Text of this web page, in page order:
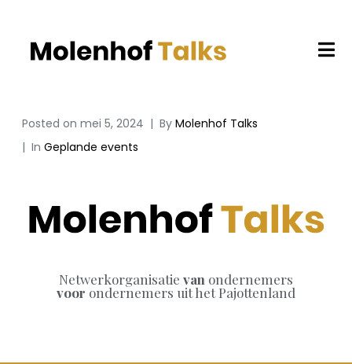
Posted on mei 5, 2024 By Molenhof Talks
In Geplande events
Netwerkorganisatie van ondernemers
voor ondernemers uit het Pajottenland